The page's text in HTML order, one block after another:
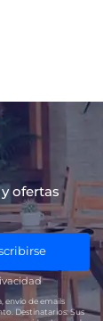
ofertas
envío de emails
Destinatarios:Sus